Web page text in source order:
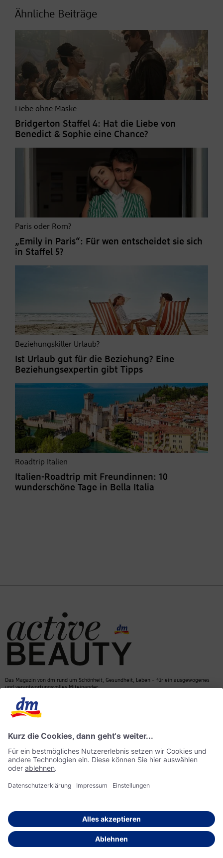
Ähnliche Beiträge
Liebe ohne Maske
Bridgerton Staffel 4: Hat die Liebe von
Benedict & Sophie eine Chance?
Paris oder Rom?
„Emily in Paris“: Für wen entscheidet sie sich
in Staffel 5?
Beziehungskiller Urlaub?
Ist Urlaub gut für die Beziehung? Eine
Beziehungsexpertin gibt Tipps
Roadtrip Italien
Italien-Roadtrip mit Freundinnen: 10
wunderschöne Tage in Bella Italia
Das Magazin von dm rund um Schönheit, Gesundheit, Leben – für ein ausgewogenes
und verantwortungsvolles Miteinander.
© 2026 dm drogerie markt GmbH